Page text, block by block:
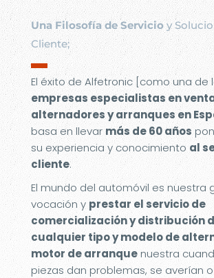
Una Filosofía de Servicioy
Cliente;
▬
El éxito de Alfetronic [como una de
empresas especialistas en
alternadores y arranques en
basa en llevar más de 60 años
su experiencia y conocimiento al
cliente.
El mundo del automóvil es nuestra
vocación y prestar el servicio de
comercialización y distribución
cualquier tipo y modelo de
motor de arranquenuestra
piezas dan problemas, se averían